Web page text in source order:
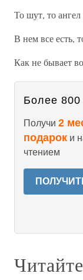
То шут, то
В нем все есть,
Как не бывает
Более 800
Получи 2
подарок и
чтением